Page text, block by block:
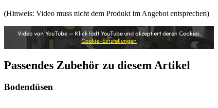
(Hinweis: Video muss nicht dem Produkt im Angebot entsprechen)
Video von YouTube — Klick lädt YouTube und akzeptiert deren Cookies.
Cookie-Einstellungen
Passendes Zubehör zu diesem Artikel
Bodendüsen